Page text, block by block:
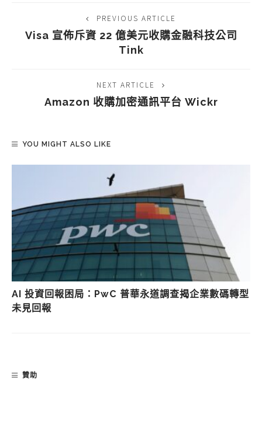
PREVIOUS ARTICLE
Visa 宣佈斥資 22 億美元收購金融科技公司
Tink
NEXT ARTICLE
Amazon 收購加密通訊平台 Wickr
YOU MIGHT ALSO LIKE
AI 投資回報困局：PwC 普華永道調查揭企業數碼轉型
未見回報
贊助